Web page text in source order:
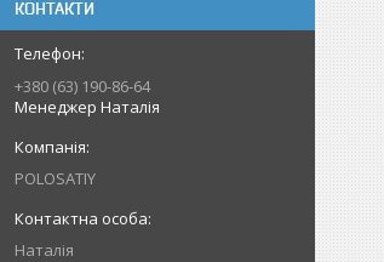
КОНТАКТИ
+380 (63) 190-86-64
Менеджер Наталія
POLOSATIY
Наталія